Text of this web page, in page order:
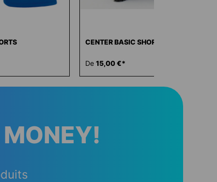
CENTER BASIC SHORTS
De 15,00 €*